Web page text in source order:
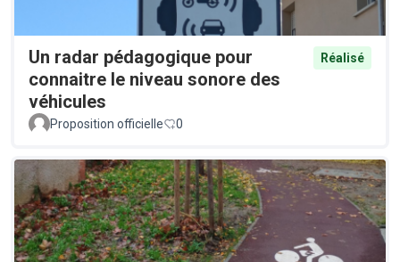
Un radar pédagogique pour
connaitre le niveau sonore des
véhicules
Réalisé
Proposition officielle 0